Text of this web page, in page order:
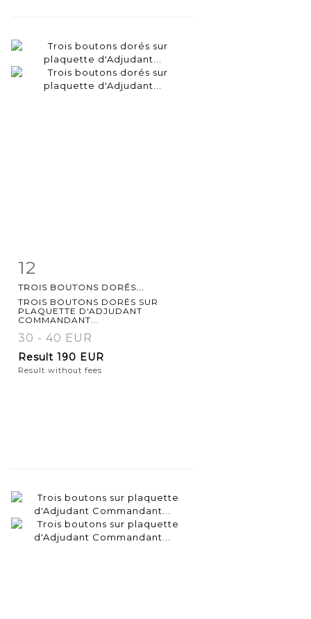
Item detail
12
TROIS BOUTONS DORÉS...
TROIS BOUTONS DORÉS SUR
PLAQUETTE D'ADJUDANT
COMMANDANT...
30 - 40 EUR
Result 190 EUR
Result without fees